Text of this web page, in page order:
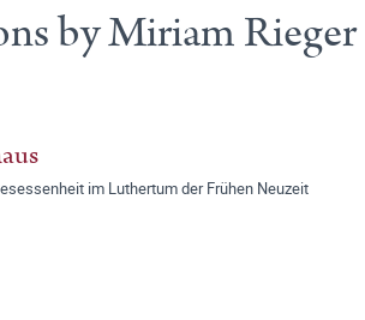
by Miriam Rieger
im Luthertum der Frühen Neuzeit